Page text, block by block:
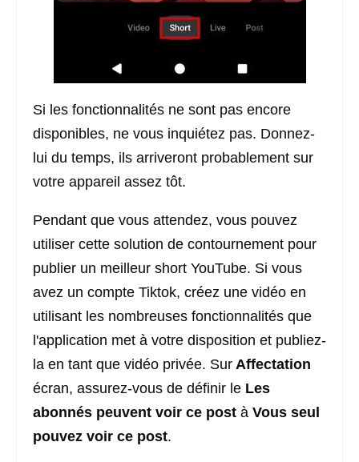
Si les fonctionnalités ne sont pas encore
disponibles, ne vous inquiétez pas. Donnez-
lui du temps, ils arriveront probablement sur
votre appareil assez tôt.
Pendant que vous attendez, vous pouvez
utiliser cette solution de contournement pour
publier un meilleur short YouTube. Si vous
avez un compte Tiktok, créez une vidéo en
utilisant les nombreuses fonctionnalités que
l'application met à votre disposition et publiez-
la en tant que vidéo privée. Sur Affectation
écran, assurez-vous de définir le Les
abonnés peuvent voir ce post à Vous seul
pouvez voir ce post.